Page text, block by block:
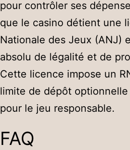
pour contrôler ses
que le casino détient une
Nationale des Jeux (ANJ)
absolu de légalité et de
Cette licence impose un
limite de dépôt
pour le jeu responsable.
FAQ